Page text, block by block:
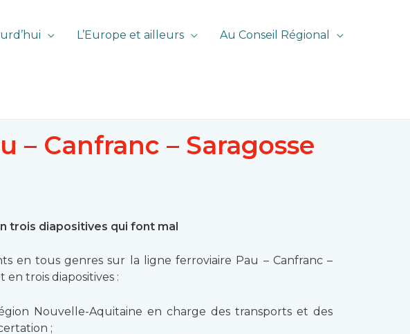
L’Europe et ailleurs Au Conseil Régional
– Canfranc – Saragosse
trois diapositives qui font mal
en tous genres sur la ligne ferroviaire Pau – Canfranc –
trois diapositives :
Nouvelle-Aquitaine en charge des transports et des
;